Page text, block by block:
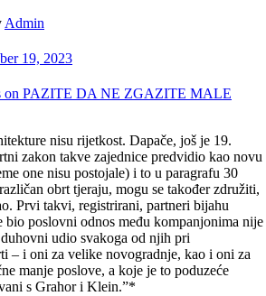
Admin
19, 2023
on PAZITE DA NE ZGAZITE MALE
nisu rijetkost. Dapače, još je 19.
zakon takve zajednice predvidio kao novu
one nisu postojale) i to u paragrafu 30
obrt tjeraju, mogu se također združiti,
Prvi takvi, registrirani, partneri bijahu
poslovni odnos među kompanjonima nije
udio svakoga od njih pri
– i oni za velike novogradnje, kao i oni za
manje poslove, a koje je to poduzeće
s Grahor i Klein.”*